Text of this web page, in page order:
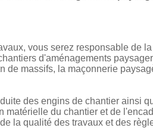
vous serez responsable de
d'aménagements
de massifs, la maçonnerie
des engins de chantier ainsi
matérielle du chantier et de
la qualité des travaux et des